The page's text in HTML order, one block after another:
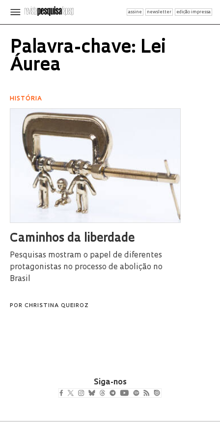
assine newsletter edição impressa
Palavra-chave: Lei
Áurea
HISTÓRIA
Caminhos da liberdade
Pesquisas mostram o papel de diferentes
protagonistas no processo de abolição no
Brasil
POR CHRISTINA QUEIROZ
Siga-nos